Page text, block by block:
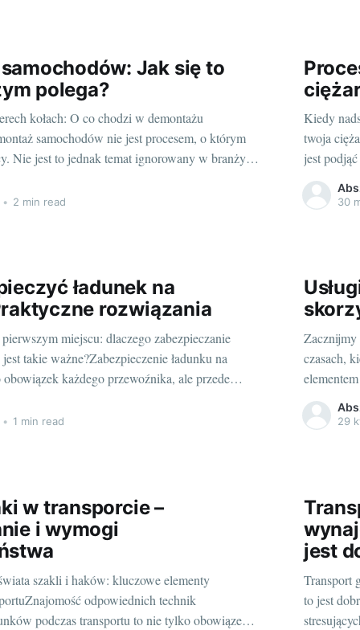
Jak się to
polega?
kołach: O co chodzi w demontażu
samochodów nie jest procesem, o którym
Nie jest to jednak temat ignorowany w branży
samochodów, które nie są już w stanie
• 2 min read
Kiedy
twoja
jest
Oznaki
30
ładunek na
rozwiązania
miejscu: dlaczego zabezpieczanie
takie ważne?Zabezpieczenie ładunku na
każdego przewoźnika, ale przede
może się przesuwać, co z kolei może
• 1 min read
Zacznijmy
czasach,
tylko
29
w transporcie –
i wymogi
szakli i haków: kluczowe elementy
odpowiednich technik
podczas transportu to nie tylko obowiązek
jest
Transport
to jest